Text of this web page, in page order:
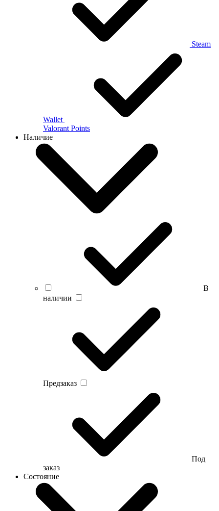
Steam
Wallet
Valorant Points
Наличие
В
наличии
Предзаказ
Под
заказ
Состояние